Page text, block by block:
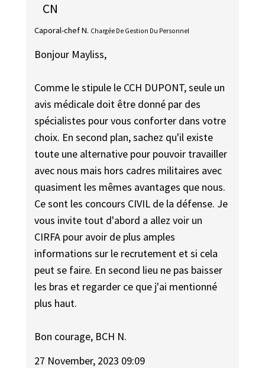
CN
Caporal-chef N. Chargée De Gestion Du Personnel
Bonjour Mayliss,
Comme le stipule le CCH DUPONT, seule un
avis médicale doit être donné par des
spécialistes pour vous conforter dans votre
choix. En second plan, sachez qu'il existe
toute une alternative pour pouvoir travailler
avec nous mais hors cadres militaires avec
quasiment les mêmes avantages que nous.
Ce sont les concours CIVIL de la défense. Je
vous invite tout d'abord a allez voir un
CIRFA pour avoir de plus amples
informations sur le recrutement et si cela
peut se faire. En second lieu ne pas baisser
les bras et regarder ce que j'ai mentionné
plus haut.
Bon courage, BCH N.
27 November, 2023 09:09